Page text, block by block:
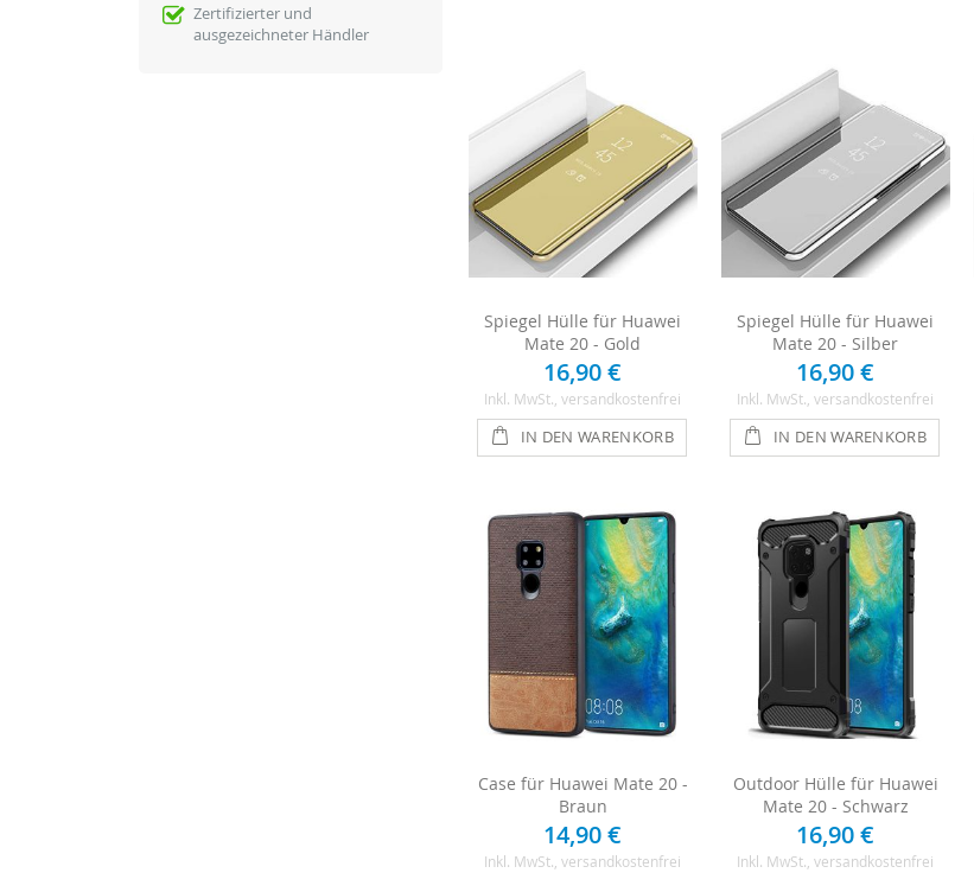
Spiegel Hülle für Huawei
Mate 20 - Gold
16,90 €
Inkl. MwSt. , versandkostenfrei
IN DEN WARENKORB
Spiegel Hülle für Huawei
Mate 20 - Silber
16,90 €
Inkl. MwSt. , versandkostenfrei
IN DEN WARENKORB
Case für Huawei Mate 20 -
Braun
14,90 €
Inkl. MwSt. , versandkostenfrei
Outdoor Hülle für Huawei
Mate 20 - Schwarz
16,90 €
Inkl. MwSt. , versandkostenfrei
Zertifizierter und
ausgezeichneter Händler